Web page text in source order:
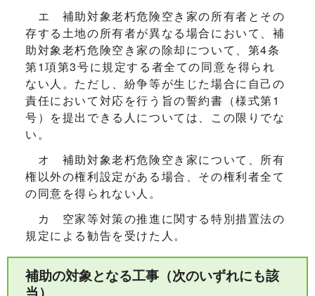
エ 補助対象老朽危険空き家の所有者とその
存する土地の所有者が異なる場合において、補
助対象老朽危険空き家の除却について、第4条
第1項第3号に規定する者全ての同意を得られ
ない人。ただし、紛争等が生じた場合に自己の
責任において対応を行う旨の誓約書（様式第1
号）を提出できる人については、この限りでな
い。
オ 補助対象老朽危険空き家について、所有
権以外の権利設定がある場合、その権利者全て
の同意を得られない人。
カ 空家等対策の推進に関する特別措置法の
規定による勧告を受けた人。
補助の対象となる工事（次のいずれにも該
当）